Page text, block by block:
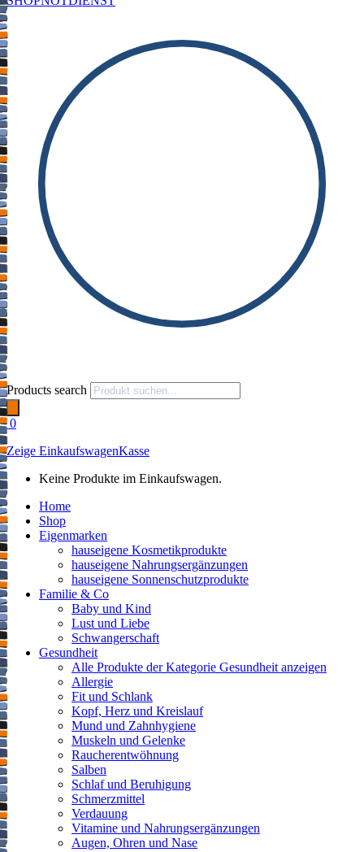
Products search
0
Zeige EinkaufswagenKasse
Keine Produkte im Einkaufswagen.
Home
Shop
Eigenmarken
hauseigene Kosmetikprodukte
hauseigene Nahrungsergänzungen
hauseigene Sonnenschutzprodukte
Familie & Co
Baby und Kind
Lust und Liebe
Schwangerschaft
Gesundheit
Alle Produkte der Kategorie Gesundheit anzeigen
Allergie
Fit und Schlank
Kopf, Herz und Kreislauf
Mund und Zahnhygiene
Muskeln und Gelenke
Raucherentwöhnung
Salben
Schlaf und Beruhigung
Schmerzmittel
Verdauung
Vitamine und Nahrungsergänzungen
Augen, Ohren und Nase